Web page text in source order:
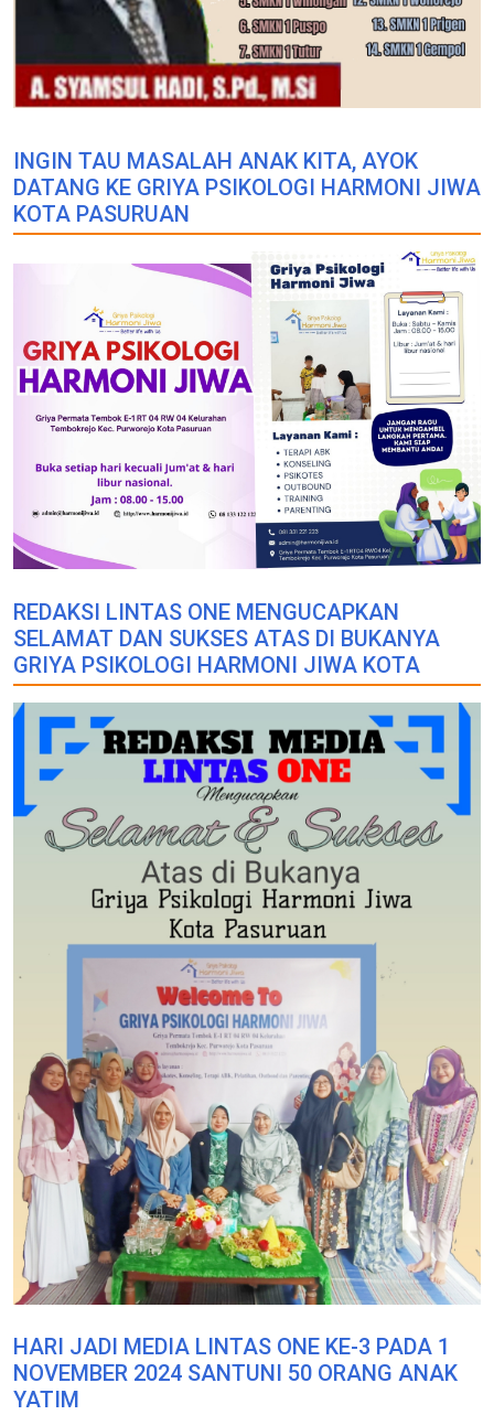
INGIN TAU MASALAH ANAK KITA, AYOK
DATANG KE GRIYA PSIKOLOGI HARMONI JIWA
KOTA PASURUAN
REDAKSI LINTAS ONE MENGUCAPKAN
SELAMAT DAN SUKSES ATAS DI BUKANYA
GRIYA PSIKOLOGI HARMONI JIWA KOTA
HARI JADI MEDIA LINTAS ONE KE-3 PADA 1
NOVEMBER 2024 SANTUNI 50 ORANG ANAK
YATIM